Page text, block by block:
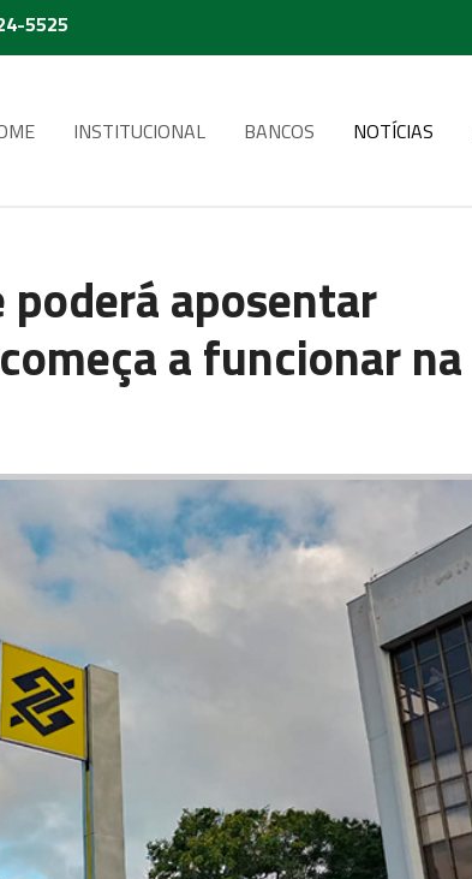
5525
INSTITUCIONAL BANCOS NOTÍCIAS
aposentar
a funcionar na